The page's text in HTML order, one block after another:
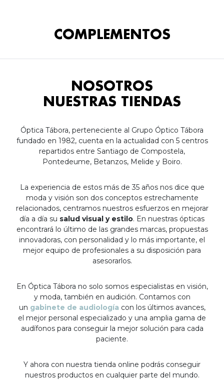
COMPLEMENTOS
NOSOTROS
NUESTRAS TIENDAS
Óptica Tábora, perteneciente al Grupo Óptico Tábora
fundado en 1982, cuenta en la actualidad con 5 centros
repartidos entre Santiago de Compostela,
Pontedeume, Betanzos, Melide y Boiro.
La experiencia de estos más de 35 años nos dice que
moda y visión son dos conceptos estrechamente
relacionados, centramos nuestros esfuerzos en mejorar
día a día su salud visual y estilo. En nuestras ópticas
encontrará lo último de las grandes marcas, propuestas
innovadoras, con personalidad y lo más importante, el
mejor equipo de profesionales a su disposición para
asesorarlos.
En Óptica Tábora no solo somos especialistas en visión,
y moda, también en audición. Contamos con
un gabinete de audiología con los últimos avances,
el mejor personal especializado y una amplia gama de
audífonos para conseguir la mejor solución para cada
paciente.
Y ahora con nuestra tienda online podrás conseguir
nuestros productos en cualquier parte del mundo.